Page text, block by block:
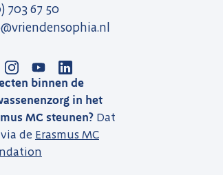
703 67 50
binnen de
in het
MC steunen?Dat
de Erasmus MC